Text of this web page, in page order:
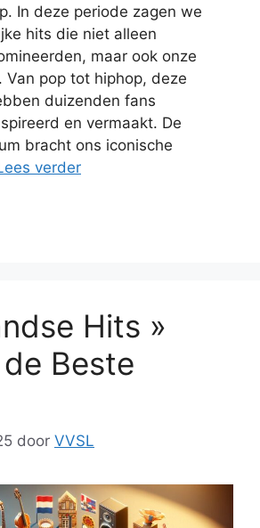
In deze periode zagen we
hits die niet alleen
maar ook onze
Van pop tot hiphop, deze
duizenden fans
en vermaakt. De
bracht ons iconische
verder
Hits »
Beste
door VVSL